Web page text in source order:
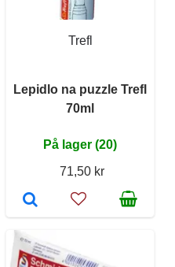
Trefl
Lepidlo na puzzle Trefl
70ml
På lager (20)
71,50 kr